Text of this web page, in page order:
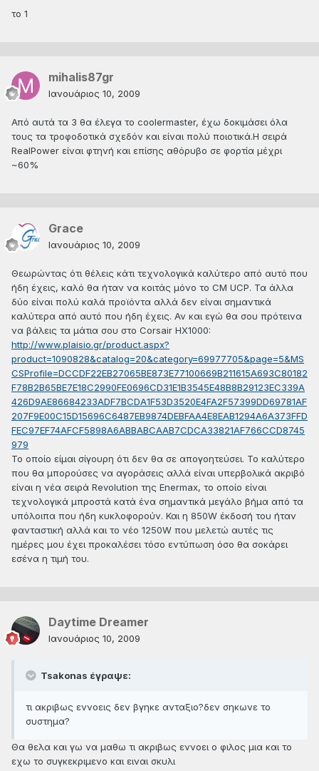
το 1
mihalis87gr
Ιανουάριος 10, 2009
Από αυτά τα 3 θα έλεγα το coolermaster, έχω δοκιμάσει όλα
τους τα τροφοδοτικά σχεδόν και είναι πολύ ποιοτικά.Η σειρά
RealPower είναι φτηνή και επίσης αθόρυβο σε φορτία μέχρι
~60%
Grace
Ιανουάριος 10, 2009
Θεωρώντας ότι θέλεις κάτι τεχνολογικά καλύτερο από αυτό που
ήδη έχεις, καλό θα ήταν να κοιτάς μόνο το CM UCP. Τα άλλα
δύο είναι πολύ καλά προϊόντα αλλά δεν είναι σημαντικά
καλύτερα από αυτό που ήδη έχεις. Αν και εγώ θα σου πρότεινα
να βάλεις τα μάτια σου στο Corsair HX1000:
http://www.plaisio.gr/product.aspx?
product=1090828&catalog=20&category=69977705&page=5&MS
CSProfile=DCCDF22EB27065BE873E77100669B211615A693C80182
F78B2B65BE7E18C2990FE0696CD31E1B3545E48B8B29123EC339A
426D9AE86684233ADF7BCDA1F53D3520E4FA2F57399DD69781AF
207F9E00C15D15696C6487EB9874DEBFAA4E8EAB1294A6A373FFD
FEC97EF74AFCF5898A6ABBABCAAB7CDCA33821AF766CCD8745
979
To οποίο είμαι σίγουρη ότι δεν θα σε απογοητεύσει. Το καλύτερο
που θα μπορούσες να αγοράσεις αλλά είναι υπερβολικά ακριβό
είναι η νέα σειρά Revolution της Enermax, το οποίο είναι
τεχνολογικά μπροστά κατά ένα σημαντικά μεγάλο βήμα από τα
υπόλοιπα που ήδη κυκλοφορούν. Και η 850W έκδοσή του ήταν
φανταστική αλλά και το νέο 1250W που μελετώ αυτές τις
ημέρες μου έχει προκαλέσει τόσο εντύπωση όσο θα σοκάρει
εσένα η τιμή του.
Daytime Dreamer
Ιανουάριος 10, 2009
Tsakonas έγραψε:
τι ακριβως εννοεις δεν βγηκε ανταξιο?δεν σηκωνε το
συστημα?
Θα θελα και γω να μαθω τι ακριβως εννοει ο φιλος μια και το
εχω το συγκεκριμενο και ειναι σκυλι